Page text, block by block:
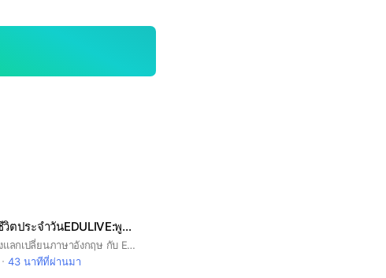
ฝึกภาษาในชีวิตประจำวันEDULIVE:พูดอังกฤษได้ไม่อายใคร
ยินดีต้อนสู่ห้องแลกเปลี่ยนภาษาอังกฤษ กับ EDULIVE เราจะแบ่งปันความรู้ภาษาอังกฤษตั้งแต่วัยเด็ก วันเรียน ไปจนถึงวัยทำงาน เพื่อให้เพื่อนๆ พี่ๆ น้องๆ ได้มาพัฒนาภาษาอังกฤษด้วยกันวันละนิด สะสมไปเรื่อยๆ ครับ และแนะนำ Application พัฒนาภาษาอังกฤษกันนะครับ *งดเว้นการคุยเรื่องการเมือง,การลงทุนโดยเด็ดขาด* พูดภาษาอังกฤษได้ไม่อายใคร ไปกับ EDULIVE สถาบันสอนภาษาอังกฤษออนไลน์แบบสดกับคุณครูชาวต่างชาติ
43 นาทีที่ผ่านมา